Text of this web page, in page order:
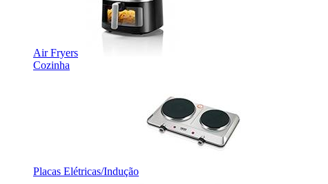
Air Fryers
Cozinha
Placas Elétricas/Indução